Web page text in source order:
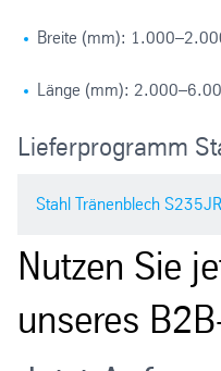
Breite (mm):
Länge (mm):
Lieferprogramm
Stahl Tränenblech
Werkstoff:
Stärke (mm):
Nutzen Sie
unseres